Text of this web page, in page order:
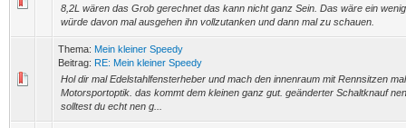
8,2L wären das Grob gerechnet das kann nicht ganz Sein. Das wäre ein
würde davon mal ausgehen ihn vollzutanken und dann mal zu schauen.
Thema: Mein kleiner Speedy
Beitrag: RE: Mein kleiner Speedy
Hol dir mal Edelstahlfensterheber und mach den innenraum mit Rennsitzen
Motorsportoptik. das kommt dem kleinen ganz gut. geänderter Schaltknauf
solltest du echt nen g...